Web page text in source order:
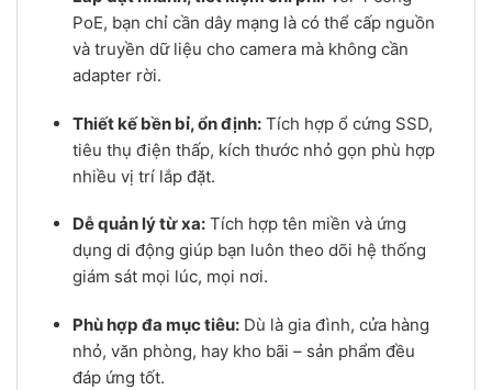
PoE, bạn chỉ cần dây mạng là có thể cấp nguồn
và truyền dữ liệu cho camera mà không cần
adapter rời.
Thiết kế bền bỉ, ổn định:Tích hợp ổ cứng SSD,
tiêu thụ điện thấp, kích thước nhỏ gọn phù hợp
nhiều vị trí lắp đặt.
Dễ quản lý từ xa:Tích hợp tên miền và ứng
dụng di động giúp bạn luôn theo dõi hệ thống
giám sát mọi lúc, mọi nơi.
Phù hợp đa mục tiêu:Dù là gia đình, cửa hàng
nhỏ, văn phòng, hay kho bãi – sản phẩm đều
đáp ứng tốt.